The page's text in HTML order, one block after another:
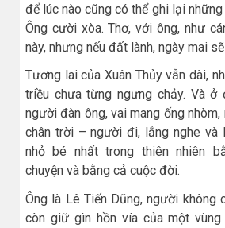
để lúc nào cũng có thể ghi lại
Ông cười xòa. Thơ, với ông, như
này, nhưng nếu đất lành, ngày mai
Tương lai của Xuân Thủy vẫn dài,
triều chưa từng ngưng chảy. Và
người đàn ông, vai mang ống
chân trời – người đi, lắng nghe và
nhỏ bé nhất trong thiên nhiên
chuyện và bằng cả cuộc đời.
Ông là Lê Tiến Dũng, người không
còn giữ gìn hồn vía của một